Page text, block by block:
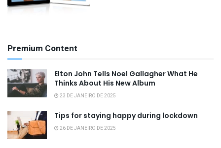
Premium Content
Elton John Tells Noel Gallagher What He
Thinks About His New Album
23 DE JANEIRO DE 2025
Tips for staying happy during lockdown
26 DE JANEIRO DE 2025